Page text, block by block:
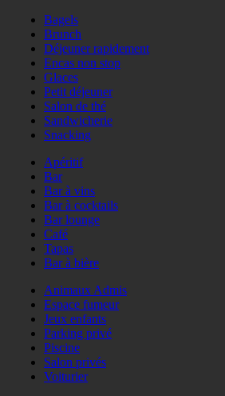
Bagels
Brunch
Déjeuner rapidement
Encas non stop
Glaces
Petit déjeuner
Salon de thé
Sandwicherie
Snacking
Apéritif
Bar
Bar à vins
Bar à cocktails
Bar lounge
Café
Tapas
Bar à bière
Animaux Admis
Espace fumeur
Jeux enfants
Parking privé
Piscine
Salon privés
Voiturier